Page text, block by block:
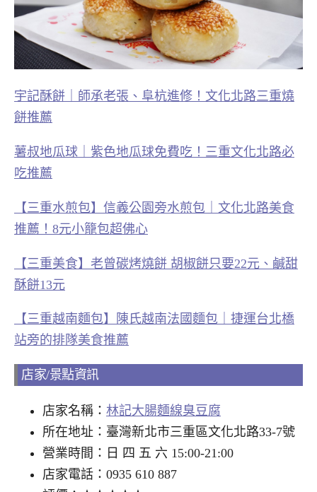
宇記酥餅｜師承老張、阜杭進修！文化北路三重燒
餅推薦
薯叔地瓜球｜紫色地瓜球免費吃！三重文化北路必
吃推薦
【三重水煎包】信義公園旁水煎包｜文化北路美食
推薦！8元小籠包超佛心
【三重美食】老曾碳烤燒餅 胡椒餅只要22元、鹹甜
酥餅13元
【三重越南麵包】陳氏越南法國麵包｜捷運台北橋
站旁的排隊美食推薦
店家/景點資訊
店家名稱： 林記大腸麵線臭豆腐
所在地址：臺灣新北市三重區文化北路33-7號
營業時間：日 四 五 六 15:00-21:00
店家電話：0935 610 887